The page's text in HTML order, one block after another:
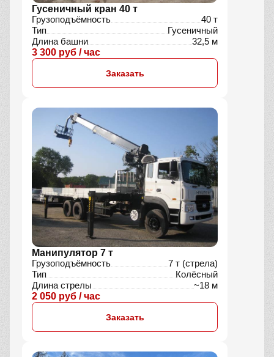
Гусеничный кран 40 т
Грузоподъёмность
40 т
Тип
Гусеничный
Длина башни
32,5 м
3 300 руб / час
Заказать
Манипулятор 7 т
Грузоподъёмность
7 т (стрела)
Тип
Колёсный
Длина стрелы
~18 м
2 050 руб / час
Заказать